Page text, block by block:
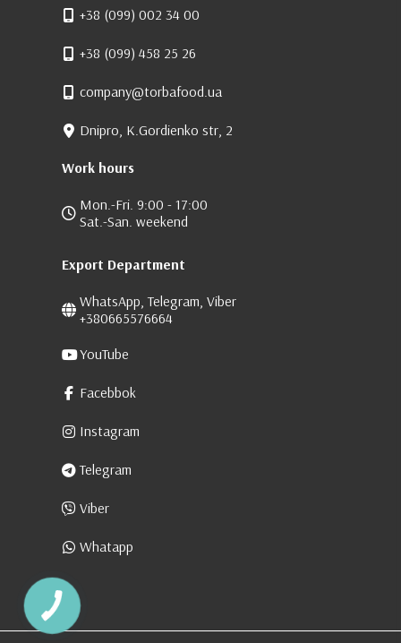
+38 (099) 002 34 00
+38 (099) 458 25 26
company@torbafood.ua
Dnipro, K.Gordienko str, 2
Work hours
Mon.-Fri. 9:00 - 17:00
Sat.-San. weekend
Export Department
WhatsApp, Telegram, Viber
+380665576664
YouTube
Facebbok
Instagram
Telegram
Viber
Whatapp